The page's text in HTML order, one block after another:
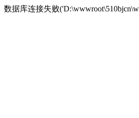
数据库连接失败